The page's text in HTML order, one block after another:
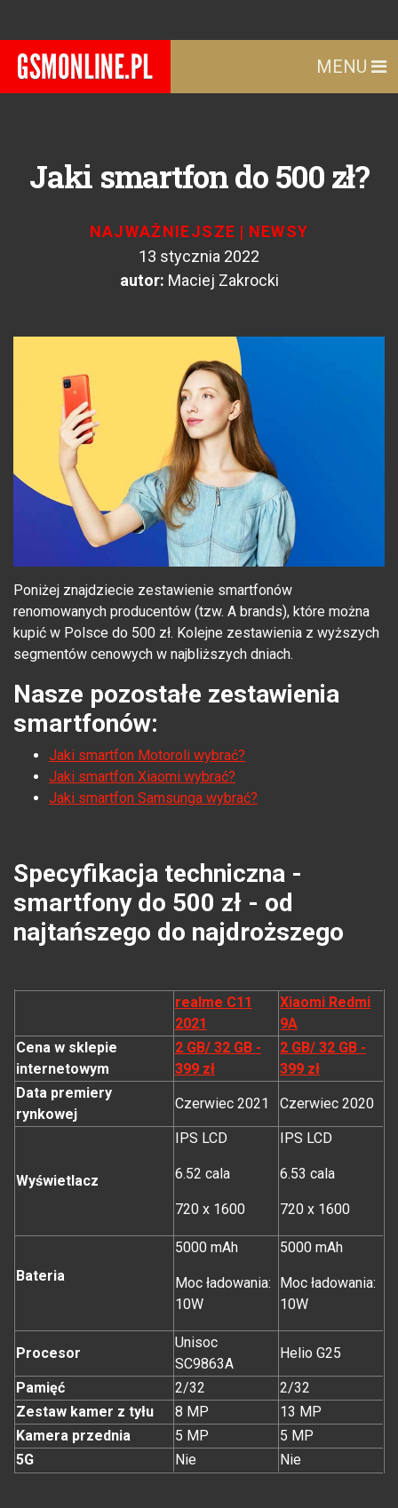
MENU
Jaki smartfon do 500 zł?
NAJWAŻNIEJSZE | NEWSY
13 stycznia 2022
autor: Maciej Zakrocki
Poniżej znajdziecie zestawienie smartfonów
renomowanych producentów (tzw. A brands), które można
kupić w Polsce do 500 zł. Kolejne zestawienia z wyższych
segmentów cenowych w najbliższych dniach.
Nasze pozostałe zestawienia
smartfonów:
Jaki smartfon Motoroli wybrać?
Jaki smartfon Xiaomi wybrać?
Jaki smartfon Samsunga wybrać?
Specyfikacja techniczna -
smartfony do 500 zł - od
najtańszego do najdroższego
realme C11
2021
Xiaomi Redmi
9A
Cena w sklepie
internetowym
2 GB/ 32 GB -
399 zł
2 GB/ 32 GB -
399 zł
Data premiery
rynkowej
Czerwiec 2021 Czerwiec 2020
Wyświetlacz
IPS LCD
6.52 cala
720 x 1600
IPS LCD
6.53 cala
720 x 1600
Bateria
5000 mAh
Moc ładowania:
10W
5000 mAh
Moc ładowania:
10W
Procesor
Unisoc
SC9863A
Helio G25
Pamięć 2/32
2/32
Zestaw kamer z tyłu
8 MP
13 MP
Kamera przednia
5 MP
5 MP
5G
Nie Nie